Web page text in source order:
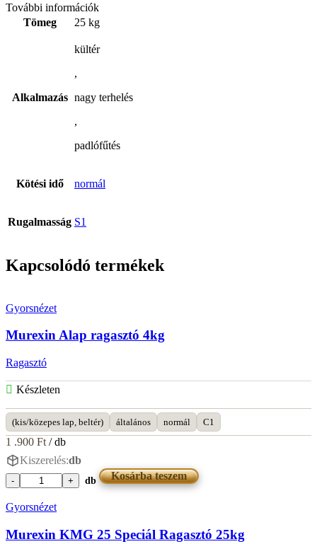
További információk
Tömeg
25 kg
Alkalmazás
kültér
,
nagy terhelés
,
padlófűtés
Kötési idő normál
Rugalmasság S1
Kapcsolódó termékek
Gyorsnézet
Murexin Alap ragasztó 4kg
Ragasztó
Készleten
(kis/közepes lap, beltér) általános normál C1
1 .900 Ft / db
Kiszerelés:db
Murexin
ragasztó
mennyiség
db Kosárba teszem
Gyorsnézet
Murexin KMG 25 Speciál Ragasztó 25kg